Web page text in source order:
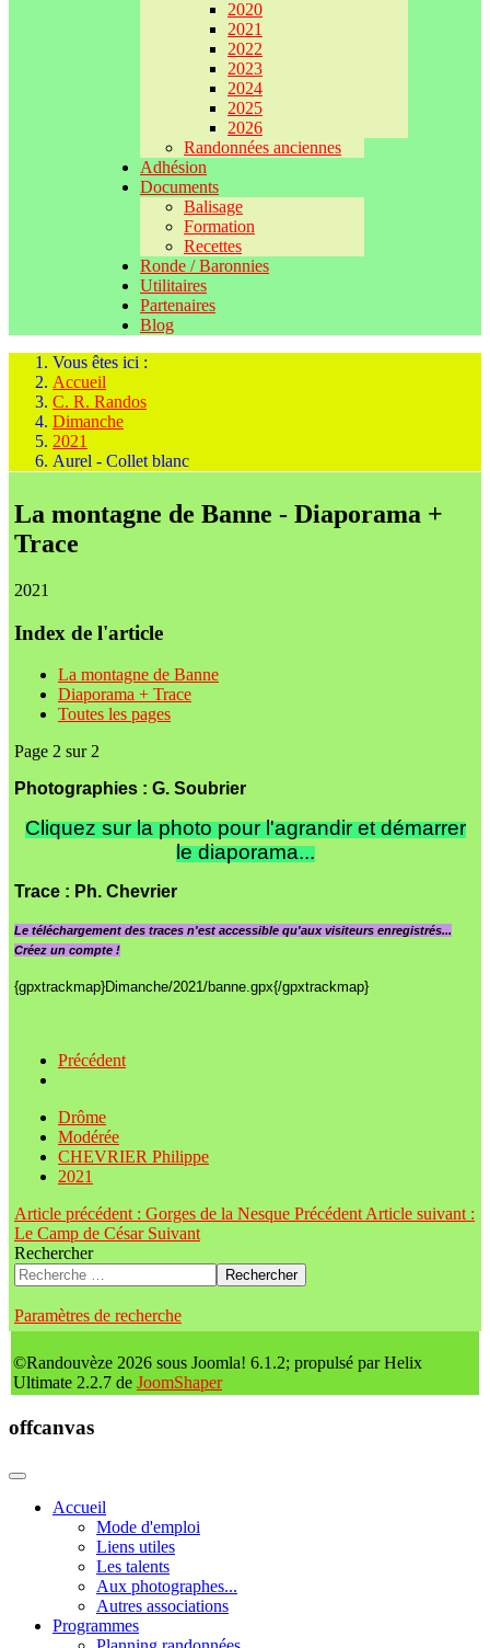
2020
2021
2022
2023
2024
2025
2026
Randonnées anciennes
Adhésion
Documents
Balisage
Formation
Recettes
Ronde / Baronnies
Utilitaires
Partenaires
Blog
Vous êtes ici :
Accueil
C. R. Randos
Dimanche
2021
Aurel - Collet blanc
La montagne de Banne - Diaporama +
Trace
2021
Index de l'article
La montagne de Banne
Diaporama + Trace
Toutes les pages
Page 2 sur 2
Photographies : G. Soubrier
Cliquez sur la photo pour l'agrandir et démarrer
le diaporama...
Trace : Ph. Chevrier
Le téléchargement des traces n'est accessible qu'aux visiteurs enregistrés...
Créez un compte !
{gpxtrackmap}Dimanche/2021/banne.gpx{/gpxtrackmap}
Précédent
Drôme
Modérée
CHEVRIER Philippe
2021
Article précédent : Gorges de la Nesque Précédent Article suivant :
Le Camp de César Suivant
Rechercher
Rechercher
Paramètres de recherche
©Randouvèze 2026 sous Joomla! 6.1.2; propulsé par Helix
Ultimate 2.2.7 de JoomShaper
offcanvas
Accueil
Mode d'emploi
Liens utiles
Les talents
Aux photographes...
Autres associations
Programmes